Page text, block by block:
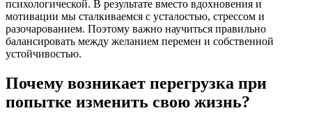
психологической. В результате вместо вдохновения и
мотивации мы сталкиваемся с усталостью, стрессом и
разочарованием. Поэтому важно научиться правильно
балансировать между желанием перемен и собственной
устойчивостью.
Почему возникает перегрузка при
попытке изменить свою жизнь?